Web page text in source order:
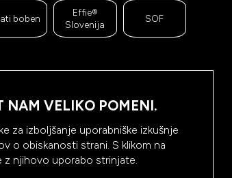
boben
Effie®
Slovenija
SOF
Da,
Ne, ne
dovolim
odzive na poslana sporočila. Ali
hranimo prikaze prejetih
povezave v prejetih sporočilih? *
NAM VELIKO POMENI.
za izboljšanje uporabniške izkušnje
o obiskanosti strani. S klikom na
z njihovo uporabo strinjate.